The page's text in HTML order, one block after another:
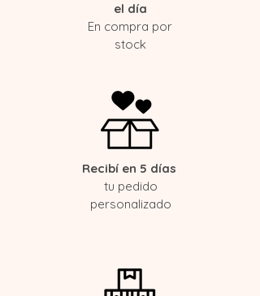
el día
En compra por
stock
Recibí en 5 días
tu pedido
personalizado